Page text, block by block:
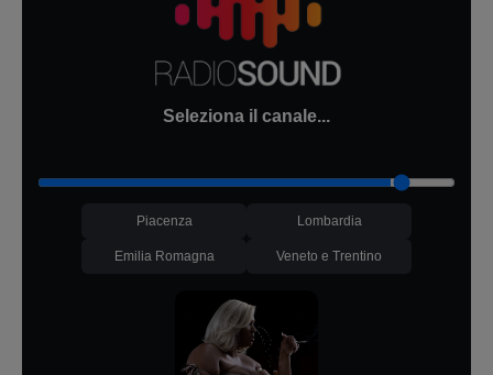
Seleziona il canale...
Piacenza Lombardia
Emilia Romagna Veneto e Trentino